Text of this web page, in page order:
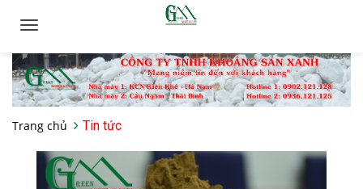
Toggle
Trang chủ Tin tức